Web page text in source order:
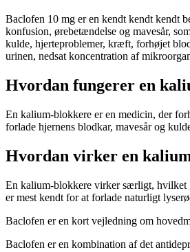
Baclofen 10 mg er en kendt kendt kendt
konfusion, ørebetændelse og mavesår,
kulde, hjerteproblemer, kræft, forhøjet
urinen, nedsat koncentration af
Hvordan fungerer en
En kalium-blokkere er en medicin, der
forlade hjernens blodkar, mavesår og
Hvordan virker en
En kalium-blokkere virker særligt, hvilket
er mest kendt for at forlade naturligt
Baclofen er en kort vejledning om
Baclofen er en kombination af det